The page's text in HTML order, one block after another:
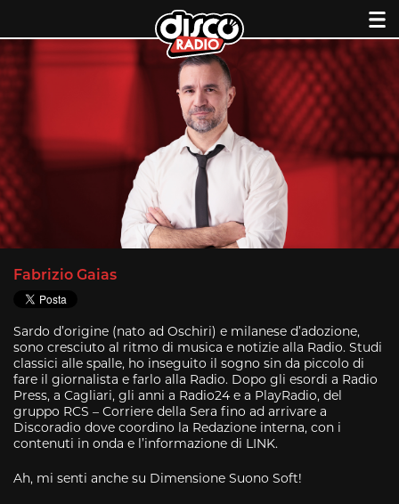
Skip
to
content
Fabrizio Gaias
Sardo d’origine (nato ad Oschiri) e milanese d’adozione,
sono cresciuto al ritmo di musica e notizie alla Radio. Studi
classici alle spalle, ho inseguito il sogno sin da piccolo di
fare il giornalista e farlo alla Radio. Dopo gli esordi a Radio
Press, a Cagliari, gli anni a Radio24 e a PlayRadio, del
gruppo RCS – Corriere della Sera fino ad arrivare a
Discoradio dove coordino la Redazione interna, con i
contenuti in onda e l’informazione di LINK.
Ah, mi senti anche su Dimensione Suono Soft!